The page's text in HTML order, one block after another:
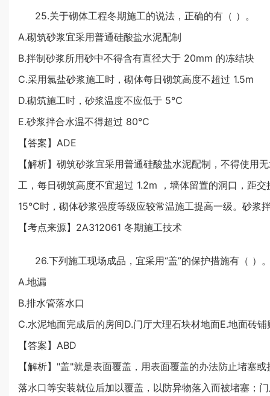
25.关于砌体工程冬期施工的说法，正确的有（ ）。
A.砌筑砂浆宜采用普通硅酸盐水泥配制
B.拌制砂浆所用砂中不得含有直径大于 20mm 的冻结块
C.采用氯盐砂浆施工时，砌体每日砌筑高度不超过 1.5m
D.砌筑施工时，砂浆温度不应低于 5℃
E.砂浆拌合水温不得超过 80℃
【答案】ADE
【解析】砌筑砂浆宜采用普通硅酸盐水泥配制，不得使
工，每日砌筑高度不宜超过 1.2m ，墙体留置的洞口，距
15℃时，砌体砂浆强度等级应较常温施工提高一级。砂浆
【考点来源】2A312061 冬期施工技术
26.下列施工现场成品，宜采用“盖”的保护措施有（ ）
A.地漏
B.排水管落水口
C.水泥地面完成后的房间D.门厅大理石块材地面E.地面砖
【答案】ABD
【解析】"盖"就是表面覆盖，用表面覆盖的办法防止堵塞
落水口等安装就位后加以覆盖，以防异物落入而被堵塞；